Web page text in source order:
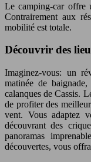
Le camping-car offre
Contrairement aux
mobilité est totale.
Découvrir des
Imaginez-vous: un
matinée de
calanques de Cassis.
de profiter des
vent. Vous adaptez
découvrant des
panoramas
découvertes, vous